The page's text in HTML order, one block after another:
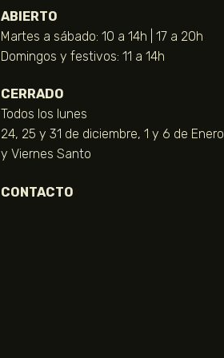
ABIERTO
Martes a sábado: 10 a 14h | 17 a 20h
Domingos y festivos: 11 a 14h
CERRADO
Todos los lunes
24, 25 y 31 de diciembre, 1 y 6 de Enero
y Viernes Santo
CONTACTO